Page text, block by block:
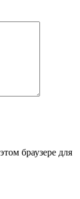
браузере для